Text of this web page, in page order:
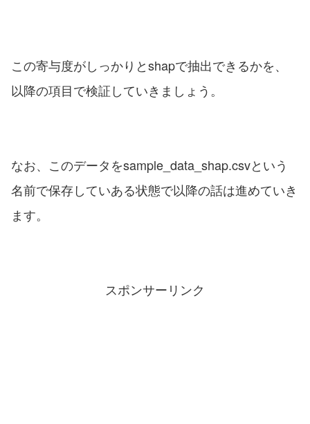
この寄与度がしっかりとshapで抽出できるかを、
以降の項目で検証していきましょう。
なお、このデータをsample_data_shap.csvという
名前で保存していある状態で以降の話は進めていき
ます。
スポンサーリンク